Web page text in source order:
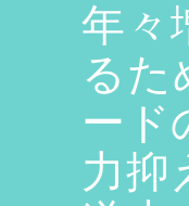
年々
るた
ード
力抑